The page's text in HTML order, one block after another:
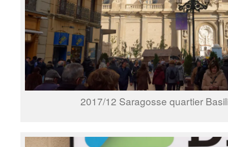
2017/12 Saragosse quartier